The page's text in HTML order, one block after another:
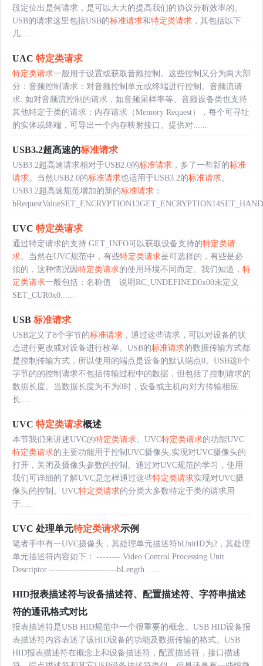
段定位出是何请求，是可以大大的提高我们的协议分析效率的。
USB的请求这里包括USB的标准请求和特定类请求 ，其包括以下
几......
UAC 特定类请求
特定类请求一般用于设置或获取音频控制。这些控制又分为两大部
分：音频控制请求：对音频控制单元或终端进行控制。音频流请
求: 如对音频流控制的请求，如音频采样率等。音频设备类也支持
其他特定于类的请求：内存请求（Memory Request），每个可寻址
的实体或终端，可导出一个内存映射接口。提供对......
USB3.2超高速的标准请求
USB3.2超高速请求相对于USB2.0的标准请求 ，多了一些新的标准
请求。当然USB2.0的标准请求也适用于USB3.2的标准请求。
USB3.2超高速规范增加的新的标准请求 ：
UVC 特定类请求
通过特定请求的支持 GET_INFO可以获取设备支持的特定类请
求。当然在UVC规范中，有些特定类请求是可选择的，有些是必
须的，这种情况因 特定类请求的使用环境不同而定。我们知道， 特
定类请求一般包括：名称值 说明RC_UNDEFINED0x00未定义
SET_CUR0x0......
USB 标准请求
USB定义了8个字节的标准请求 ，通过这些请求，可以对设备的状
态进行更改或对设备进行枚举。USB的标准请求的数据传输方式都
是控制传输方式，所以使用的端点是设备的默认端点0。USB这8个
字节的的控制请求不包括传输过程中的数据，但包括了控制请求的
数据长度。当数据长度为不为0时，设备或主机向对方传输相应
长......
UVC 特定类请求概述
本节我们来讲述UVC的特定类请求。UVC特定类请求的功能UVC
特定类请求的主要功能用于控制UVC摄像头,实现对UVC摄像头的
打开，关闭及摄像头参数的控制。通过对UVC规范的学习，使用
我们可详细的了解UVC是怎样通过这些特定类请求实现对UVC摄
像头的控制。UVC特定类请求的分类大多数特定于类的请求用
于......
UVC 处理单元特定类请求示例
笔者手中有一UVC摄像头，其处理单元描述符bUnitID为2，其处理
单元描述符内容如下： -------- Video Control Processing Unit
Descriptor -----------------------bLength ......
HID报表描述符与设备描述符、配置描述符、字符串描述
符的通讯格式对比
报表描述符是USB HID规范中一个很重要的概念。USB HID设备报
表描述符内容表述了该HID设备的功能及数据传输的格式。USB
HID报表描述符在概念上和设备描述符，配置描述符，接口描述